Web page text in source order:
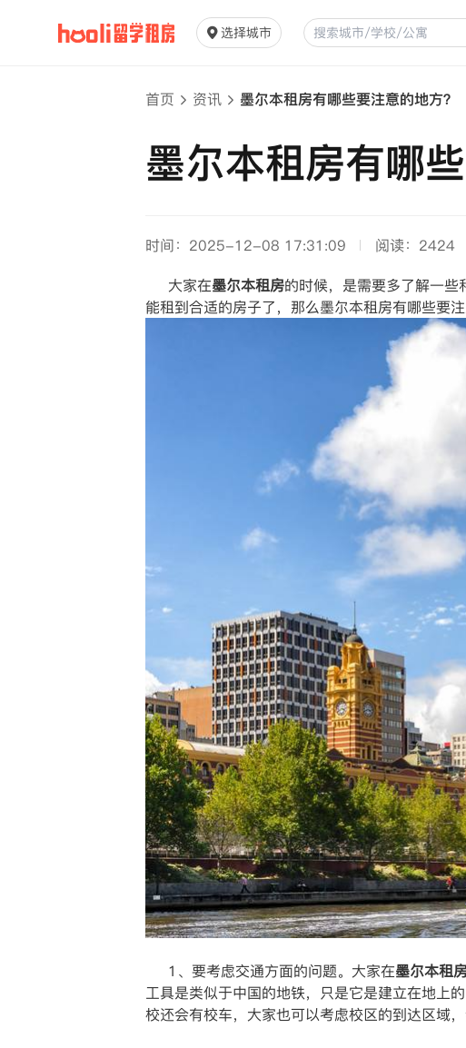
选择城市
首页 资讯 墨尔本租房有哪些要注意的地方？
墨尔本租房有哪
时间：2025-12-08 17:31:09
阅读：2424
大家在墨尔本租房的时候，是需要多了解一
能租到合适的房子了，那么墨尔本租房有哪些要
1、要考虑交通方面的问题。大家在墨尔本租
工具是类似于中国的地铁，只是它是建立在地上
校还会有校车，大家也可以考虑校区的到达区域